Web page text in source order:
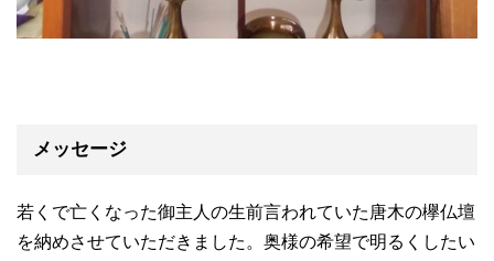
メッセージ
若くで亡くなった御主人の生前言われていた唐木の欅仏壇
を納めさせていただきました。奥様の希望で明るくしたい